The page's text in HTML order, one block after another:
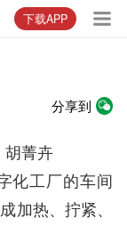
下载APP
分享到
胡菁卉
化工厂的车间
加热、拧紧、